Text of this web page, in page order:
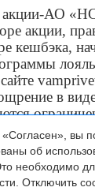
акции-АО
акции,
кешбэка,
в
вы
об
необходимо
Отключить